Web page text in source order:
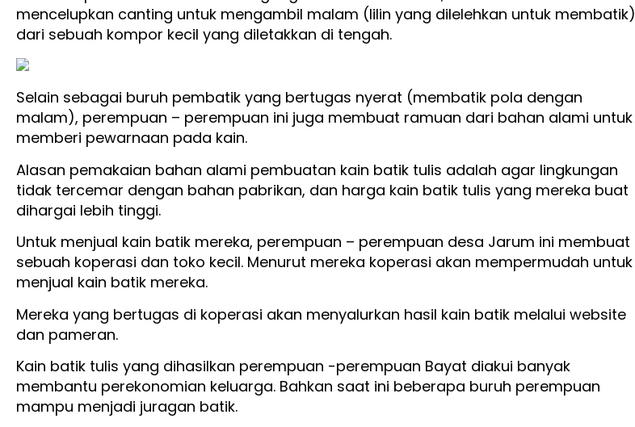
mencelupkan canting untuk mengambil malam (lilin yang dilelehkan untuk membatik)
dari sebuah kompor kecil yang diletakkan di tengah.
Selain sebagai buruh pembatik yang bertugas nyerat (membatik pola dengan
malam), perempuan – perempuan ini juga membuat ramuan dari bahan alami untuk
memberi pewarnaan pada kain.
Alasan pemakaian bahan alami pembuatan kain batik tulis adalah agar lingkungan
tidak tercemar dengan bahan pabrikan, dan harga kain batik tulis yang mereka buat
dihargai lebih tinggi.
Untuk menjual kain batik mereka, perempuan – perempuan desa Jarum ini membuat
sebuah koperasi dan toko kecil. Menurut mereka koperasi akan mempermudah untuk
menjual kain batik mereka.
Mereka yang bertugas di koperasi akan menyalurkan hasil kain batik melalui website
dan pameran.
Kain batik tulis yang dihasilkan perempuan -perempuan Bayat diakui banyak
membantu perekonomian keluarga. Bahkan saat ini beberapa buruh perempuan
mampu menjadi juragan batik.